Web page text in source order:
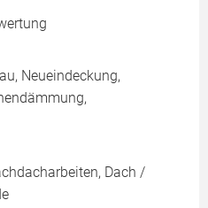
Neueindeckung,
Dach /